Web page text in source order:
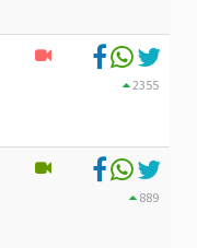
2355
889